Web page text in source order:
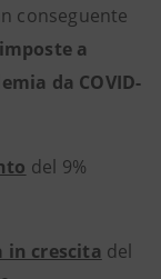
conseguente
a
da COVID-
del 9%
in crescita del